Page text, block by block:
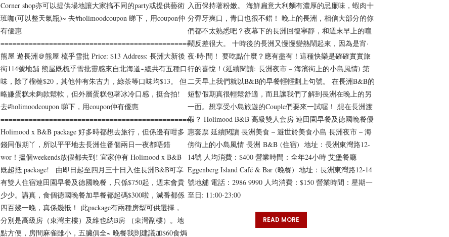
Corner shop亦可以提供場地讓大家搞不同的party或提供藝術
班咖(可以整天氣瓶)~ 去#holimoodcoupon 睇下，用coupon仲
有優惠
===============================================
熊屋 遊長洲＠熊屋 梳乎雪批 Price: $13 Address: 長洲大新後
街114號地舖 熊屋既梳乎雪批靈感來自北海道~總共有五種口
味，除了榴槤$20，其他仲有朱古力，綠茶等口味均$13。 但
略嫌蛋糕未夠款鬆軟，但外層蛋糕包著冰冷口感，挺合拍!
去#holimoodcoupon 睇下，用coupon仲有優惠
===============================================
Holimood x B&B package 好多時都想去旅行，但係邊有咁多
錢同假期丫，所以平平地去長洲住番個兩日一夜都唔錯
wor！搵個weekends放假都去到! 宜家仲有 Holimood x B&B
既超抵 package! 由即日起至四月三十日入住長洲B&B可享
有雙人住宿連田園早餐及德國晚餐，只係$750起，週末會貴
少少。講真，食個德國晚餐加早餐都起碼$300啦，減番都係
四百幾一晚，真係幾抵！ 此package有兩種房型可供選擇，
分別是高級房（東灣主樓）及維也納B房 （東灣副樓）。地
點方便，房間麻雀雖小，五臟俱全~ 晚餐我則建議加$60食焗
入面保持著粉嫩。 海鮮扁意大利麵有濃厚的忌廉味，蝦肉十
分彈牙爽口，青口也很不錯！ 晚上的長洲，相信大部分的你
們都不太熟悉吧？夜幕下的長洲回復寧靜，和週末早上的喧
鬧反差很大。 十時後的長洲又慢慢變熱鬧起來，因為是宵·
夜·時·間！ 要吃點什麼？應有盡有！這種快樂是確確實實旅
行的喜悅！(延續閱讀: 長洲夜市 – 海濱街上的小島風情) 第
二天早上我們就以B&B的早餐輕輕劃上句號。 在長洲B&B的
短暫假期真很輕鬆舒適，而且讓我們了解到長洲在晚上的另
一面。想享受小島旅遊的Couple們要來一試喔！ 想在長洲渡
假？ Holimood B&B 高級雙人套房 連田園早餐及德國晚餐優
惠套票 延續閱讀 長洲美食 – 避世於美食小島 長洲夜市 – 海
傍街上的小島風情 長洲 B&B (住宿) 地址：長洲東灣路12-
14號 人均消費：$400 營業時間：全年24小時 艾堡餐廳
Eggenberg Island Café & Bar (晚餐) 地址：長洲東灣路12-14
號地舖 電話：2986 9990 人均消費：$150 營業時間：星期一
至日: 11:00-23:00
READ MORE